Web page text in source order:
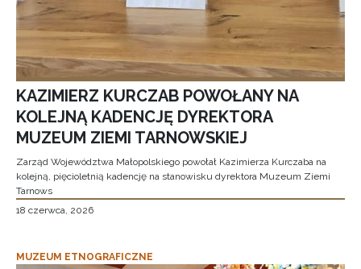
KAZIMIERZ KURCZAB POWOŁANY NA
KOLEJNĄ KADENCJĘ DYREKTORA
MUZEUM ZIEMI TARNOWSKIEJ
Zarząd Województwa Małopolskiego powołał Kazimierza Kurczaba na
kolejną, pięcioletnią kadencję na stanowisku dyrektora Muzeum Ziemi
Tarnows
18 czerwca, 2026
MUZEUM ETNOGRAFICZNE